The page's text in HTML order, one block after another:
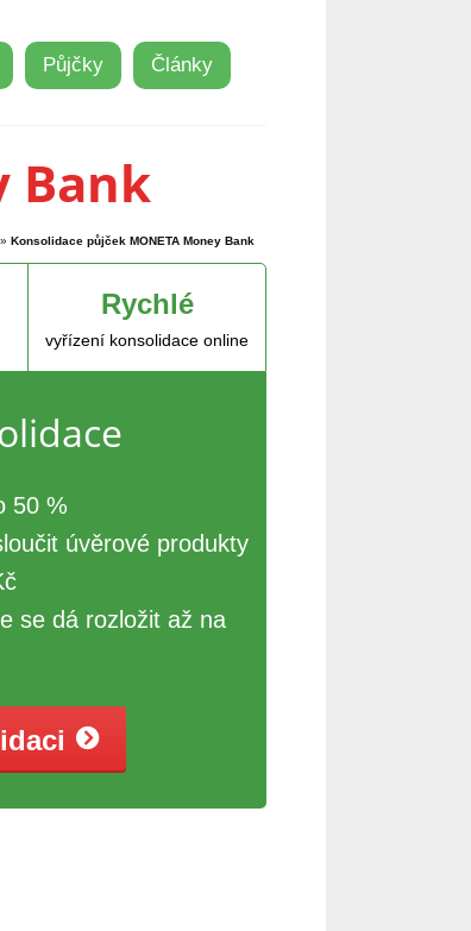
Půjčky Články
Bank
» Konsolidace půjček MONETA Money Bank
Rychlé
vyřízení konsolidace online
50 %
úvěrové produkty
se dá rozložit až na